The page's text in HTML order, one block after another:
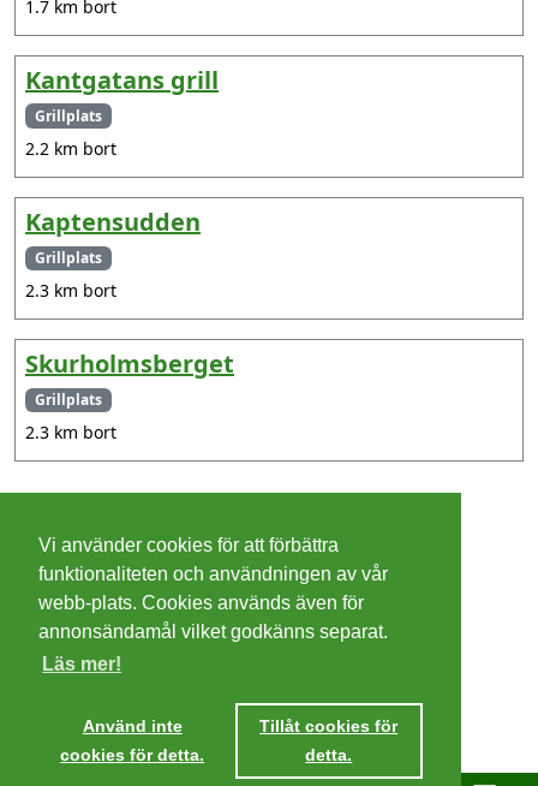
1.7 km bort
Kantgatans grill
Grillplats
2.2 km bort
Kaptensudden
Grillplats
2.3 km bort
Skurholmsberget
Grillplats
2.3 km bort
Ta mig dit
Cookies
Integritetspolicy
Villkor
Vi använder cookies för att förbättra
funktionaliteten och användningen av vår
webb-plats. Cookies används även för
annonsändamål vilket godkänns separat.
Läs mer!
Använd inte
cookies för detta.
Tillåt cookies för
detta.